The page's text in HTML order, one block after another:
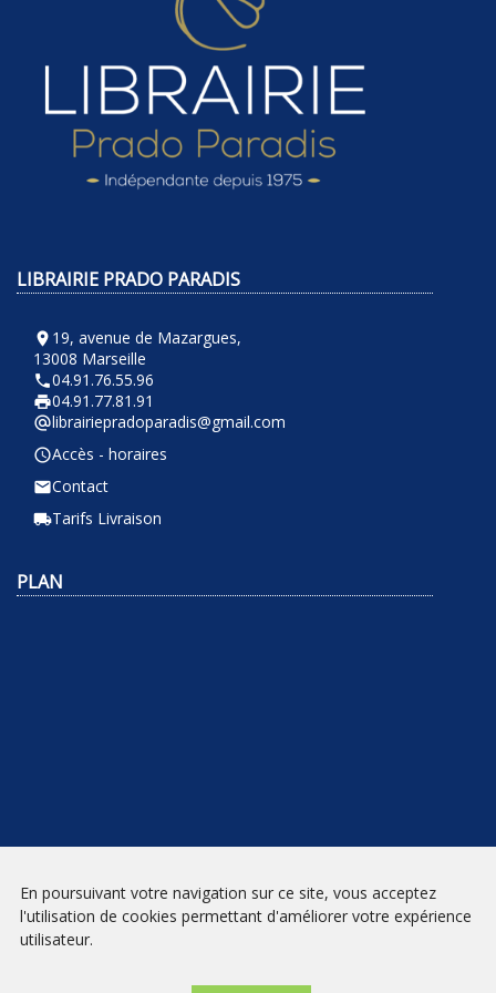
LIBRAIRIE PRADO PARADIS
room 19, avenue de Mazargues,
13008 Marseille
phone04.91.76.55.96
local_printshop04.91.77.81.91
alternate_emaillibrairiepradoparadis@gmail.com
query_builderAccès - horaires
emailContact
local_shippingTarifs Livraison
PLAN
NEWSLETTER
En poursuivant votre navigation sur ce site, vous acceptez
l'utilisation de cookies permettant d'améliorer votre expérience
utilisateur.